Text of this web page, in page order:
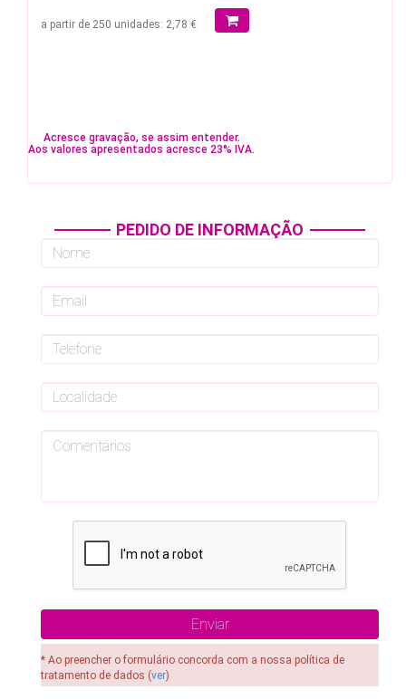
a partir de 250 unidades: 2,78 €
Acresce gravação, se assim entender.
Aos valores apresentados acresce 23% IVA.
PEDIDO DE INFORMAÇÃO
* Ao preencher o formulário concorda com a nossa política de
tratamento de dados (ver)